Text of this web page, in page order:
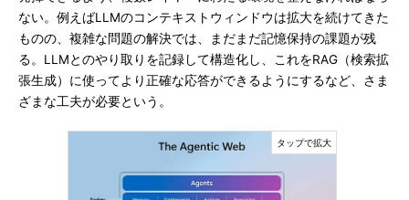
ない。例えばLLMのコンテキストウィンドウは拡大を続けてきた
ものの、複雑な問題の解決では、まだまだ記憶保持の課題が残
る。LLMとのやり取りを記録して構造化し、これをRAG（検索拡
張生成）に使ってより正確な応答ができるようにするなど、さま
ざまな工夫が必要という。